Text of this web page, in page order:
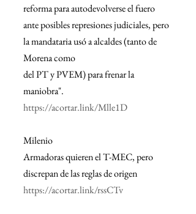
reforma para autodevolverse el fuero
ante posibles represiones judiciales, pero
la mandataria usó a alcaldes (tanto de
Morena como
del PT y PVEM) para frenar la
maniobra".
https://acortar.link/Mlle1D
Milenio
Armadoras quieren el T-MEC, pero
discrepan de las reglas de origen
https://acortar.link/rssCTv